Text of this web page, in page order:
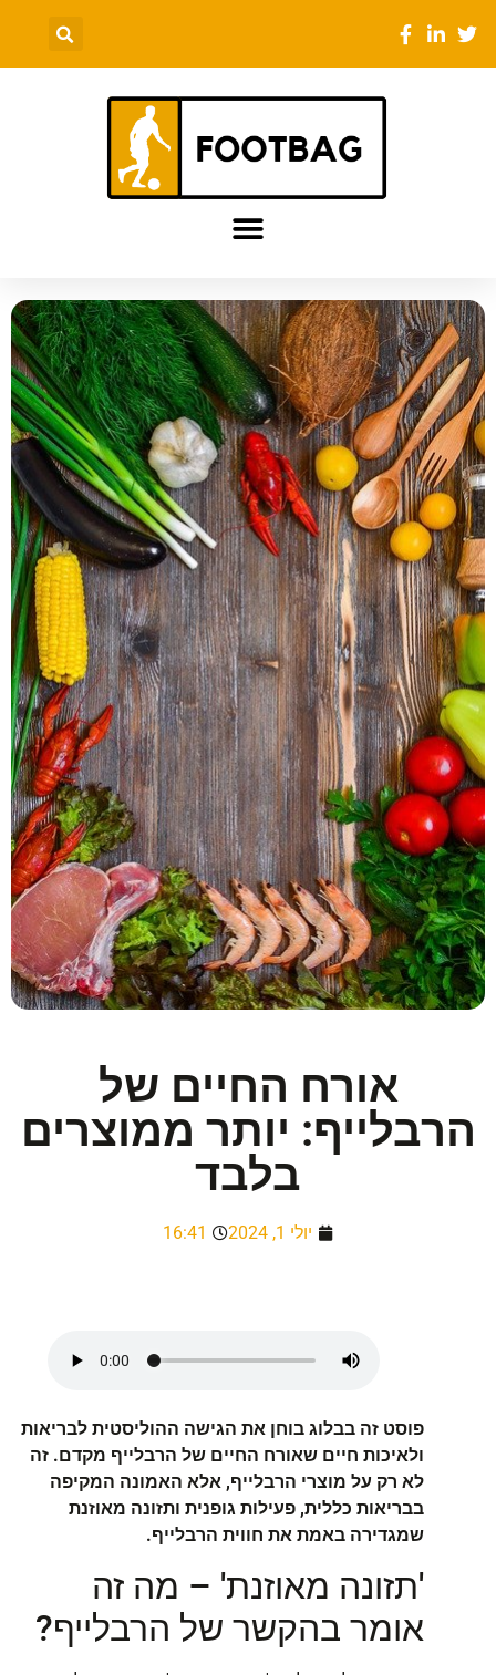
אורח החיים של
הרבלייף: יותר ממוצרים
בלבד
יולי 1, 2024 16:41
פוסט זה בבלוג בוחן את הגישה ההוליסטית לבריאות
ולאיכות חיים שאורח החיים של הרבלייף מקדם. זה
לא רק על מוצרי הרבלייף, אלא האמונה המקיפה
בבריאות כללית, פעילות גופנית ותזונה מאוזנת
שמגדירה באמת את חווית הרבלייף.
'תזונה מאוזנת' – מה זה
אומר בהקשר של הרבלייף?